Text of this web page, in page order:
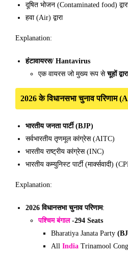
दूषित भोजन (Contaminated food)
हवा (Air) द्वारा
Explanation:
हंटावायरस/ Hantavirus
एक वायरस जो मुख्य रूप सेचूहों द्वारा
2026 के विधानसभा चुनाव परिणाम
भारतीय जनता पार्टी (BJP)
सर्वभारतीय तृणमूल कांग्रेस (AITC)
भारतीय राष्ट्रीय कांग्रेस (INC)
भारतीय कम्युनिस्ट पार्टी (मार्क्सवादी)
Explanation:
2026 विधानसभा चुनाव परिणाम:
पश्चिम बंगाल-294 Seats
Bharatiya Janata Party
All India Trinamool